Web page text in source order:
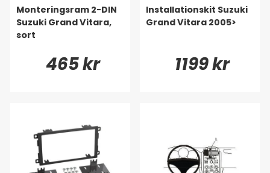
Monteringsram 2-DIN
Suzuki Grand Vitara,
sort
465 kr
Installationskit Suzuki
Grand Vitara 2005>
1199 kr